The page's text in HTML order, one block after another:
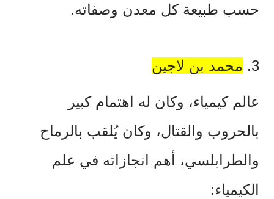
حسب طبيعة كل معدن وصفاته.
3. محمد بن لاجين
عالم كيمياء، وكان له اهتمام كبير
بالحروب والقتال، وكان يُلقب بالرماح
والطرابلسي، أهم انجازاته في علم
الكيمياء: